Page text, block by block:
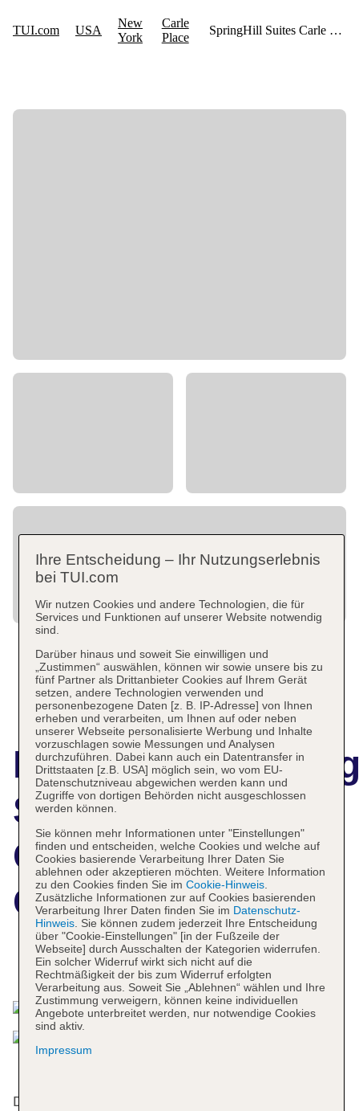
SpringHill Suites
Carle Place
Garden City
Das bietet Ihre Unterkunft
Das freundliche Personal an der Rezeption ist
Ihre Entscheidung – Ihr Nutzungserlebnis
bei TUI.com
Wir nutzen Cookies und andere Technologien, die für
Services und Funktionen auf unserer Website notwendig
sind.
Darüber hinaus und soweit Sie einwilligen und
„Zustimmen“ auswählen, können wir sowie unsere bis zu
fünf Partner als Drittanbieter Cookies auf Ihrem Gerät
setzen, andere Technologien verwenden und
personenbezogene Daten [z. B. IP-Adresse] von Ihnen
erheben und verarbeiten, um Ihnen auf oder neben
unserer Webseite personalisierte Werbung und Inhalte
vorzuschlagen sowie Messungen und Analysen
durchzuführen. Dabei kann auch ein Datentransfer in
Drittstaaten [z.B. USA] möglich sein, wo vom EU-
Datenschutzniveau abgewichen werden kann und
Zugriffe von dortigen Behörden nicht ausgeschlossen
werden können.
Sie können mehr Informationen unter "Einstellungen"
finden und entscheiden, welche Cookies und welche auf
Cookies basierende Verarbeitung Ihrer Daten Sie
ablehnen oder akzeptieren möchten. Weitere Information
zu den Cookies finden Sie im Cookie-Hinweis.
Zusätzliche Informationen zur auf Cookies basierenden
Verarbeitung Ihrer Daten finden Sie im Datenschutz-
Hinweis. Sie können zudem jederzeit Ihre Entscheidung
über "Cookie-Einstellungen" [in der Fußzeile der
Webseite] durch Ausschalten der Kategorien widerrufen.
Ein solcher Widerruf wirkt sich nicht auf die
Rechtmäßigkeit der bis zum Widerruf erfolgten
Verarbeitung aus. Soweit Sie „Ablehnen“ wählen und Ihre
Zustimmung verweigern, können keine individuellen
Angebote unterbreitet werden, nur notwendige Cookies
sind aktiv.
Impressum